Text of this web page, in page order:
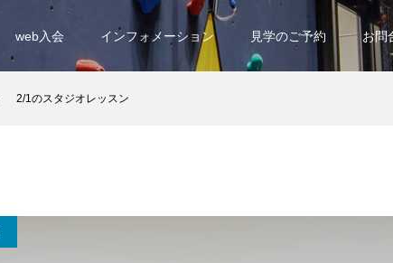
web入会 インフォメーション 見学のご予約 お問
2/1のスタジオレッスン